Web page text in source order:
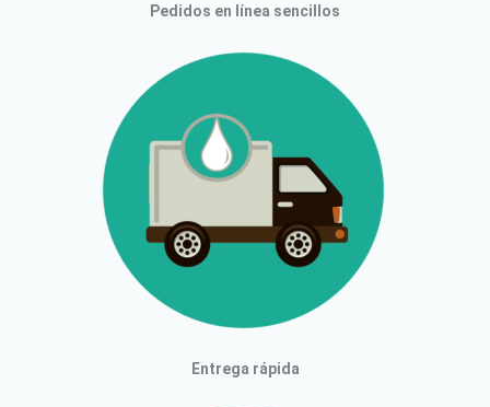
Pedidos en línea sencillos
Entrega rápida